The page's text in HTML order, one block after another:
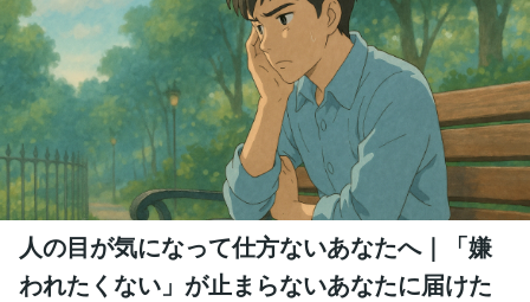
人の目が気になって仕方ないあなたへ｜「嫌
われたくない」が止まらないあなたに届けた